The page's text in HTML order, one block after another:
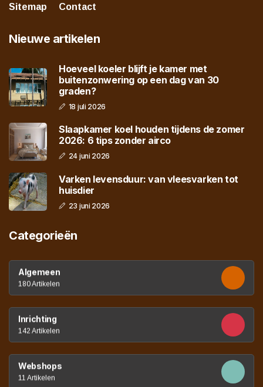
Sitemap
Contact
Nieuwe artikelen
Hoeveel koeler blijft je kamer met
buitenzonwering op een dag van 30
graden?
18 juli 2026
Slaapkamer koel houden tijdens de zomer
2026: 6 tips zonder airco
24 juni 2026
Varken levensduur: van vleesvarken tot
huisdier
23 juni 2026
Categorieën
Algemeen
180 Artikelen
Inrichting
142 Artikelen
Webshops
11 Artikelen